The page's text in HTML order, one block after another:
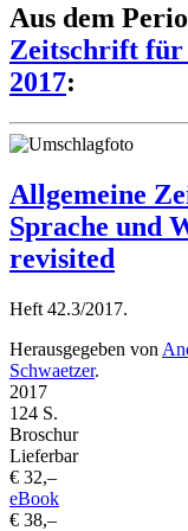
Aus dem
Zeitschrift für
2017:
Allgemeine
Sprache und
revisited
Heft 42.3/2017.
Herausgegeben von
Schwaetzer.
2017
124 S.
Broschur
Lieferbar
€ 32,–
eBook
€ 38,–